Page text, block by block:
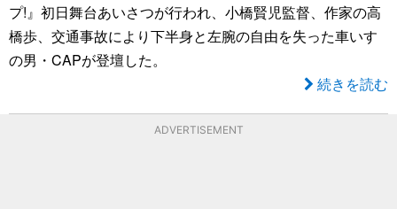
プ!』初日舞台あいさつが行われ、小橋賢児監督、作家の高
橋歩、交通事故により下半身と左腕の自由を失った車いす
の男・CAPが登壇した。
続きを読む
ADVERTISEMENT